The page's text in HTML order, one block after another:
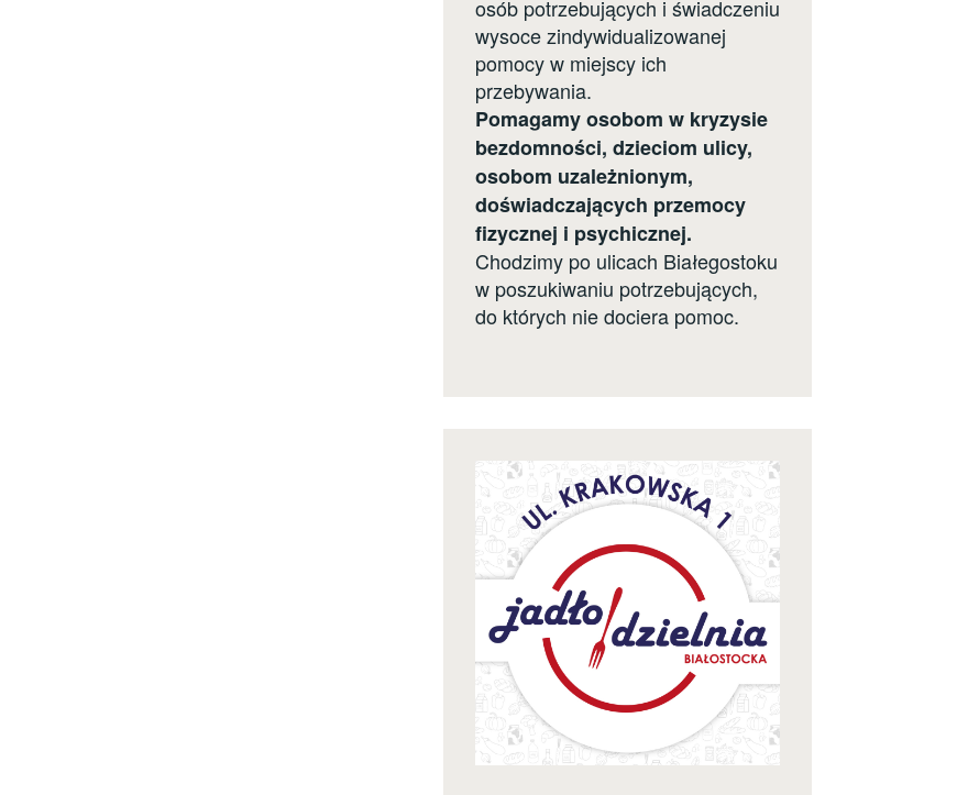
osób potrzebujących i świadczeniu
wysoce zindywidualizowanej
pomocy w miejscy ich
przebywania.
Pomagamy osobom w kryzysie
bezdomności, dzieciom ulicy,
osobom uzależnionym,
doświadczających przemocy
fizycznej i psychicznej.
Chodzimy po ulicach Białegostoku
w poszukiwaniu potrzebujących,
do których nie dociera pomoc.